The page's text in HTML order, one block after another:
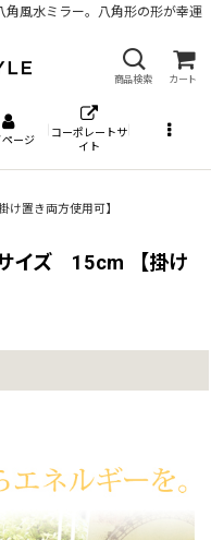
風水ミラー。八角形の形が幸運
商品検索 カート
ページ
コーポレートサ
イト
置き両方使用可】
イズ 15cm 【掛け